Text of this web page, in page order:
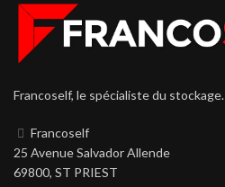
Francoself, le spécialiste du stockage.
Francoself
25 Avenue Salvador Allende
69800, ST PRIEST